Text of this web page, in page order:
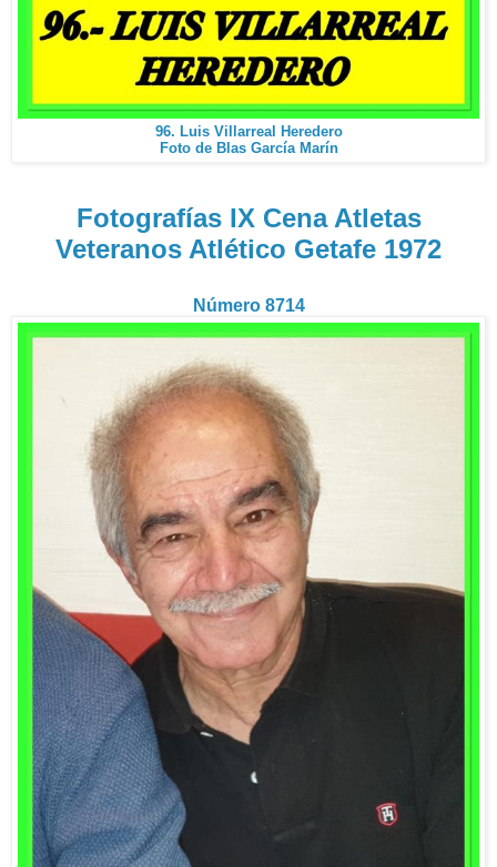
96. Luis Villarreal Heredero
Foto de Blas García Marín
Fotografías IX Cena Atletas
Veteranos Atlético Getafe 1972
Número 8714